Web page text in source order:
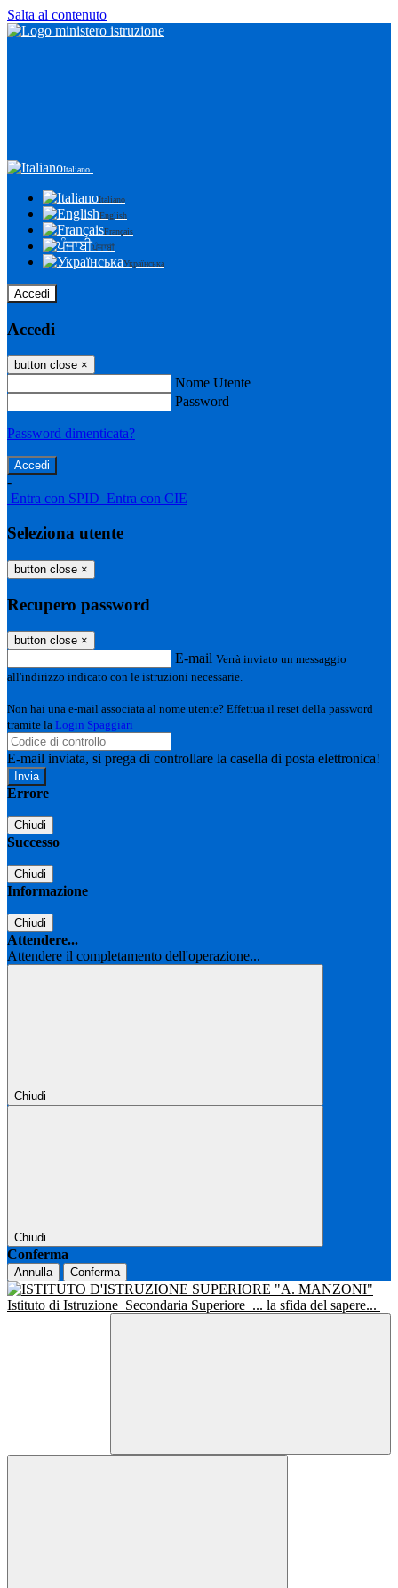
Salta al contenuto
Italiano
Italiano
English
Français
ਪੰਜਾਬੀ
Українська
Accedi
Accedi
button close ×
Nome Utente
Password
Password dimenticata?
-
Entra con SPID Entra con CIE
Seleziona utente
button close ×
Recupero password
button close ×
E-mail Verrà inviato un messaggio
all'indirizzo indicato con le istruzioni necessarie.
Non hai una e-mail associata al nome utente? Effettua il reset della password
tramite la Login Spaggiari
E-mail inviata, si prega di controllare la casella di posta elettronica!
Errore
Chiudi
Successo
Chiudi
Informazione
Chiudi
Attendere...
Attendere il completamento dell'operazione...
Chiudi
Chiudi
Conferma
Annulla Conferma
Istituto di Istruzione Secondaria Superiore ... la sfida del sapere...